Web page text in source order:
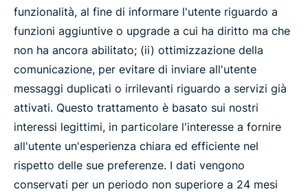
funzionalità, al fine di informare l'utente riguardo a
funzioni aggiuntive o upgrade a cui ha diritto ma che
non ha ancora abilitato; (ii) ottimizzazione della
comunicazione, per evitare di inviare all'utente
messaggi duplicati o irrilevanti riguardo a servizi già
attivati. Questo trattamento è basato sui nostri
interessi legittimi, in particolare l'interesse a fornire
all'utente un'esperienza chiara ed efficiente nel
rispetto delle sue preferenze. I dati vengono
conservati per un periodo non superiore a 24 mesi